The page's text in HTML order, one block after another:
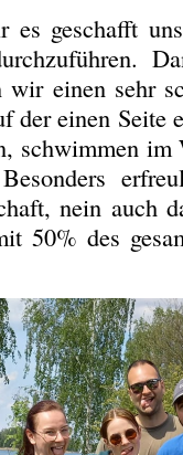
geschafft
wir einen sehr
der einen Seite
schwimmen im
Besonders
nein auch
50% des